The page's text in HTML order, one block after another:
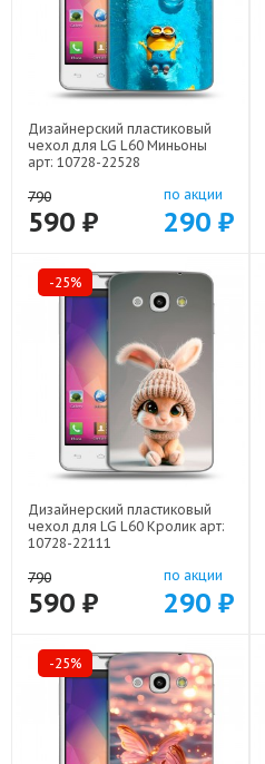
Дизайнерский пластиковый
чехол для LG L60 Миньоны
арт: 10728-22528
790
590 ₽
по акции
290 ₽
-25%
Дизайнерский пластиковый
чехол для LG L60 Кролик арт:
10728-22111
790
590 ₽
по акции
290 ₽
-25%